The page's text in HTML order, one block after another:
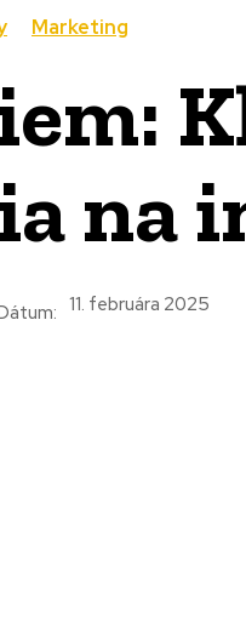
Marketing
na
11. februára 2025